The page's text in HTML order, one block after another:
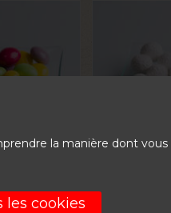
pâtes de
la manière dont vous
les cookies